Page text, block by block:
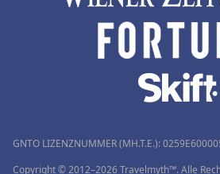
GNTO LIZENZNUMMER (MH.T.E.):
Copyright © 2012–2026 Travelmyth™. Alle